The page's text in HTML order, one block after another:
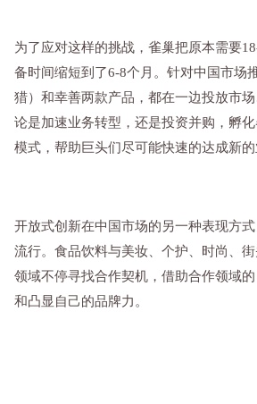
为了应对这样的挑战，雀巢把原本需要
备时间缩短到了6-8个月。针对中国市场
猎）和幸善两款产品，都在一边投放市
论是加速业务转型，还是投资并购，孵
模式，帮助巨头们尽可能快速的达成新的
开放式创新在中国市场的另一种表现方
流行。食品饮料与美妆、个护、时尚、
领域不停寻找合作契机，借助合作领域
和凸显自己的品牌力。